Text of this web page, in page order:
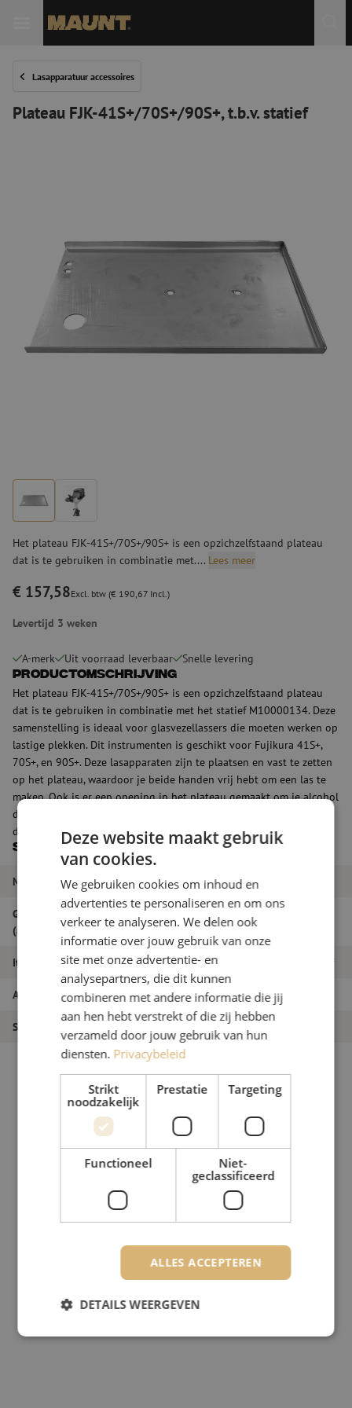
Lasapparatuur accessoires
Plateau FJK-41S+/70S+/90S+, t.b.v. statief
Het plateau FJK-41S+/70S+/90S+ is een opzichzelfstaand plateau
dat is te gebruiken in combinatie met.... Lees meer
€ 157,58Excl. btw (€ 190,67 Incl.)
Levertijd 3 weken
A-merk Uit voorraad leverbaar Snelle levering
Productomschrijving
Het plateau FJK-41S+/70S+/90S+ is een opzichzelfstaand plateau
dat is te gebruiken in combinatie met het statief M10000134. Deze
samenstelling is ideaal voor glasvezellassers die moeten werken op
lastige plekken. Dit instrumenten is geschikt voor Fujikura 41S+,
70S+, en 90S+. Deze lasapparaten zijn te plaatsen en vast te zetten
op het plateau, waardoor je beide handen vrij hebt om een las te
maken. Ook is er een opening in het plateau gemaakt om je alcohol
dispenser in te plaatsen. Zo heb je alle materialen bij de hand om
de perfecte las te kunnen maken.
Specificaties
Merk Maunt
Geschikt voor
(apparaat)
Fujikura 90S+
Itemnaam Plateau FJK-41S+/70S+/90S+, t.b.v. statief
Artikelnummer M10000467
Soort product Lasapparatuur accessoires
Deze website maakt gebruik
van cookies.
We gebruiken cookies om inhoud en
advertenties te personaliseren en om ons
verkeer te analyseren. We delen ook
informatie over jouw gebruik van onze
site met onze advertentie- en
analysepartners, die dit kunnen
combineren met andere informatie die jij
aan hen hebt verstrekt of die zij hebben
verzameld door jouw gebruik van hun
diensten. Privacybeleid
Strikt
noodzakelijk
Prestatie Targeting
Functioneel
Niet-
geclassificeerd
ALLES ACCEPTEREN
DETAILS WEERGEVEN